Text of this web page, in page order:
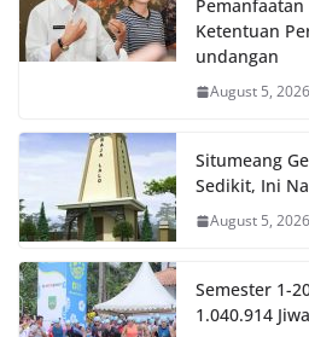
Pemanfaatan
Ketentuan
undangan
August 5, 2026
Situmeang
Sedikit, Ini
August 5, 2026
Semester 1-
1.040.914 Jiwa